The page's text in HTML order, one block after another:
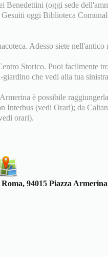
Benedettini (oggi sede
oggi Biblioteca
Adesso siete nell'antico
Storico. Puoi facilmente
che vedi alla tua
è possibile
Interbus (vedi Orari); da
orari).
94015 Piazza